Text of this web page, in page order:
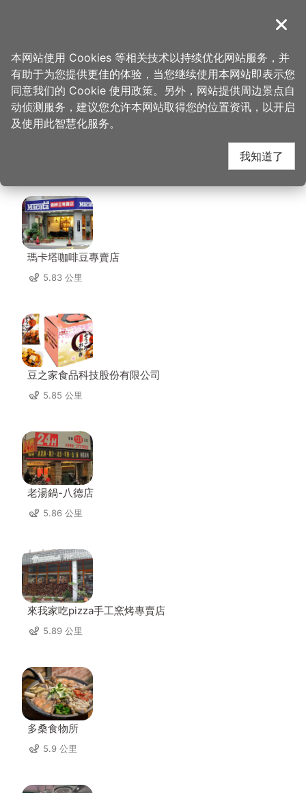
導覽
首页 > 想去的地方 > 美食、购物 > 老四川巴蜀麻辣烫-桃园店
老四川巴蜀麻辣烫-桃
园店 周边店家
瑪卡塔咖啡豆專賣店
5.83 公里
豆之家食品科技股份有限公司
5.85 公里
老湯鍋-八德店
5.86 公里
來我家吃pizza手工窯烤專賣店
5.89 公里
多桑食物所
5.9 公里
关闭
本网站使用 Cookies 等相关技术以持续优化网站服务，并
有助于为您提供更佳的体验，当您继续使用本网站即表示您
同意我们的 Cookie 使用政策。另外，网站提供周边景点自
动侦测服务，建议您允许本网站取得您的位置资讯，以开启
及使用此智慧化服务。
我知道了